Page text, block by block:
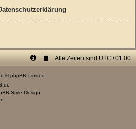
Alle Zeiten sind UTC+01:00
© phpBB Limited
Style-Design